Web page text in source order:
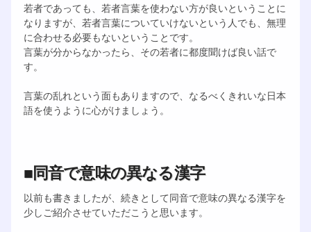
若者であっても、若者言葉を使わない方が良いということに
なりますが、若者言葉についていけないという人でも、無理
に合わせる必要もないということです。
言葉が分からなかったら、その若者に都度聞けば良い話で
す。
言葉の乱れという面もありますので、なるべくきれいな日本
語を使うように心がけましょう。
■同音で意味の異なる漢字
以前も書きましたが、続きとして同音で意味の異なる漢字を
少しご紹介させていただこうと思います。